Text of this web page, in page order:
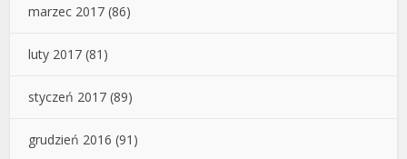
marzec 2017 (86)
luty 2017 (81)
styczeń 2017 (89)
grudzień 2016 (91)